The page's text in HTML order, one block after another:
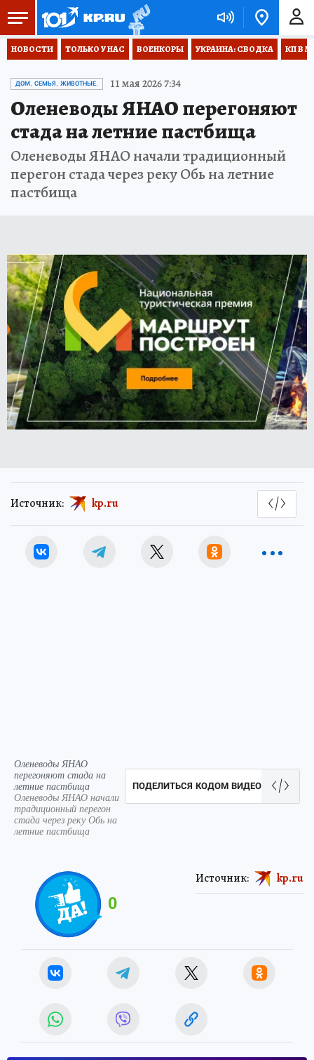
НОВОСТИ ТОЛЬКО У НАС ВОЕНКОРЫ УКРАИНА: СВОДКА КП В
ДОМ, СЕМЬЯ, ЖИВОТНЫЕ. 11 мая 2026 7:34
Оленеводы ЯНАО перегоняют
стада на летние пастбища
Оленеводы ЯНАО начали традиционный
перегон стада через реку Обь на летние
пастбища
Источник: kp.ru
Оленеводы ЯНАО
перегоняют стада на
летние пастбища
Оленеводы ЯНАО начали
традиционный перегон
стада через реку Обь на
летние пастбища
ПОДЕЛИТЬСЯ КОДОМ ВИДЕО
0
Источник: kp.ru